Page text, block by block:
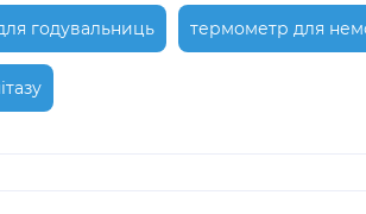
годувальниць термометр для